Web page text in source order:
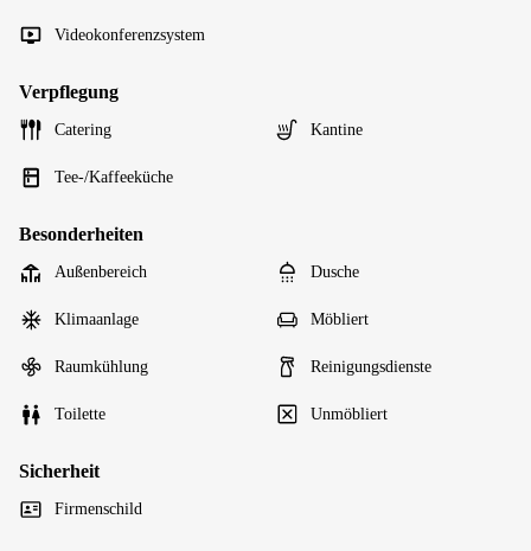
Videokonferenzsystem
Verpflegung
Catering Kantine
Tee-/Kaffeeküche
Besonderheiten
Außenbereich Dusche
Klimaanlage Möbliert
Raumkühlung Reinigungsdienste
Toilette Unmöbliert
Sicherheit
Firmenschild